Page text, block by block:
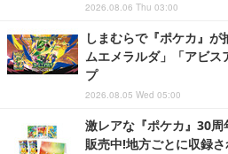
2026.08.06 Thu 03:00
しまむらで『ポケカ』
ムエメラルダ」「アビス
プ
2026.08.05 Wed 05:00
激レアな『ポケカ』30
販売中!地方ごとに収録